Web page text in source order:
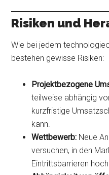
Risiken und
Wie bei jedem
bestehen gewisse Risiken:
Projektbezogene
teilweise abhängig
kurzfristige
kann.
Wettbewerb: Neue
versuchen, in den
Eintrittsbarrieren